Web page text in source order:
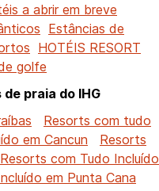
a abrir em breve
Estâncias de
HOTÉIS RESORT
golfe
praia do IHG
Resorts com tudo
em Cancun
Resorts
Resorts com Tudo Incluído
em Punta Cana